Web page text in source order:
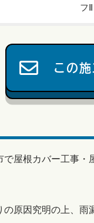
フⅡ
この
で屋根カバー工事・
の原因究明の上、雨